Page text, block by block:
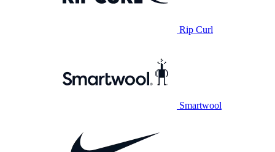
Rip Curl
Smartwool